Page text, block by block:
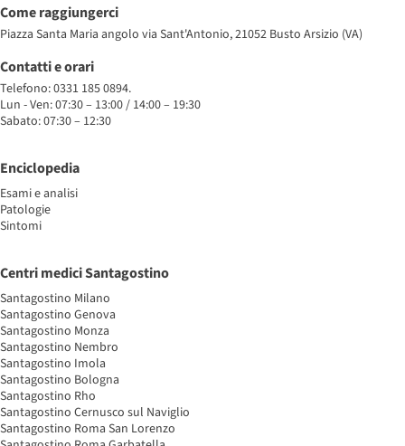
Come raggiungerci
Piazza Santa Maria angolo via Sant'Antonio, 21052 Busto Arsizio (VA)
Contatti e orari
Telefono: 0331 185 0894.
Lun - Ven: 07:30 – 13:00 / 14:00 – 19:30
Sabato: 07:30 – 12:30
Enciclopedia
Esami e analisi
Patologie
Sintomi
Centri medici Santagostino
Santagostino Milano
Santagostino Genova
Santagostino Monza
Santagostino Nembro
Santagostino Imola
Santagostino Bologna
Santagostino Rho
Santagostino Cernusco sul Naviglio
Santagostino Roma San Lorenzo